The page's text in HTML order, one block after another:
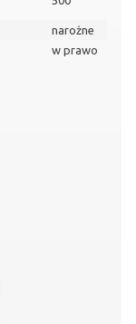
narożne
w prawo